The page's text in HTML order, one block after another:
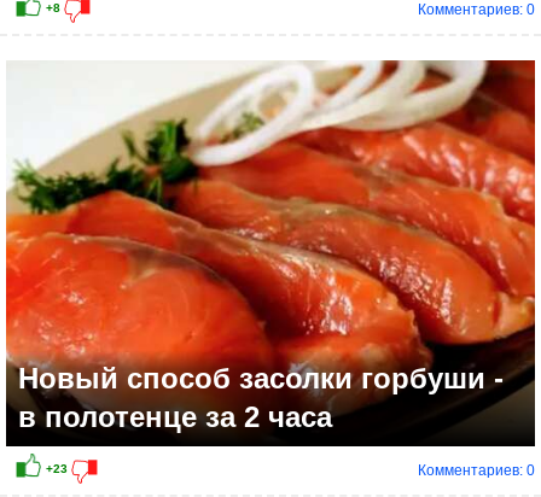
Комментариев: 0
Новый способ засолки горбуши -
в полотенце за 2 часа
Комментариев: 0